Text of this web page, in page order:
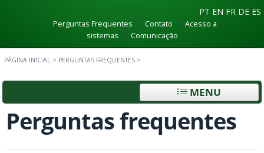
PT EN FR DE ES
Perguntas Frequentes Contato
Acesso a
sistemas
Comunicação
PÁGINA INICIAL > PERGUNTAS FREQUENTES >
MENU
Perguntas frequentes